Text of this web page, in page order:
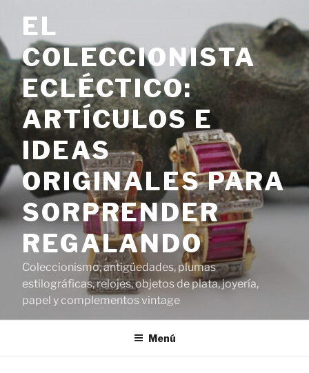
contenido
EL
COLECCIONISTA
ECLÉCTICO:
ARTÍCULOS E
IDEAS
ORIGINALES PARA
SORPRENDER
REGALANDO
Coleccionismo, antigüedades, plumas
estilográficas, relojes, objetos de plata, joyería,
papel y complementos vintage
Menú